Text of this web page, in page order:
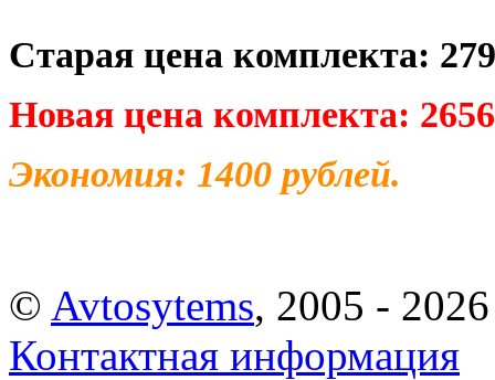
Старая цена комплекта:
Новая цена комплекта:
Экономия: 1400 рублей.
© Avtosytems, 2005 - 2026
Контактная информация